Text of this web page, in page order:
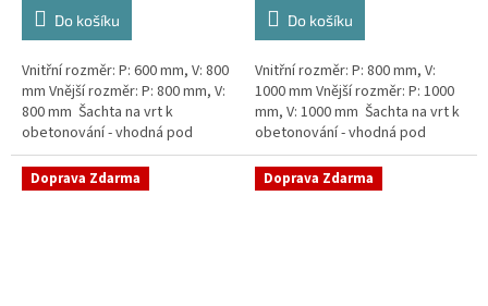
Do košíku
Vnitřní rozměr: P: 600 mm, V: 800
mm Vnější rozměr: P: 800 mm, V:
800 mm Šachta na vrt k
obetonování - vhodná pod
parkovací stání, komunikace
nebo do míst vyšším...
Do košíku
Vnitřní rozměr: P: 800 mm, V:
1000 mm Vnější rozměr: P: 1000
mm, V: 1000 mm Šachta na vrt k
obetonování - vhodná pod
parkovací stání, komunikace
nebo do míst vyšším...
Doprava Zdarma Doprava Zdarma